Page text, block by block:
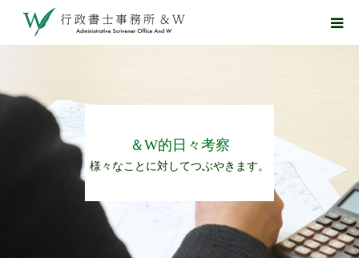
＆W的日々考察
様々なことに対してつぶやきます。
お知らせ
業務について
事務所案内